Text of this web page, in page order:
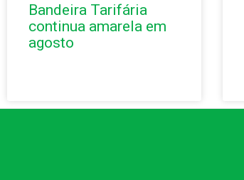
Bandeira Tarifária
continua amarela em
agosto